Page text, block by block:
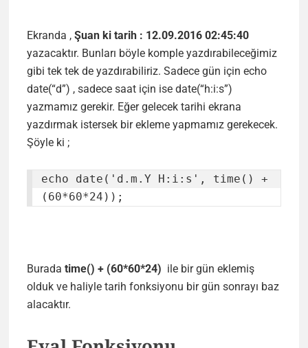
Ekranda , Şuan ki tarih : 12.09.2016 02:45:40
yazacaktır. Bunları böyle komple yazdırabileceğimiz
gibi tek tek de yazdırabiliriz. Sadece gün için echo
date(“d”) , sadece saat için ise date(“h:i:s”)
yazmamız gerekir. Eğer gelecek tarihi ekrana
yazdırmak istersek bir ekleme yapmamız gerekecek.
Şöyle ki ;
echo date('d.m.Y H:i:s', time() +
(60*60*24));
Burada time() + (60*60*24) ile bir gün eklemiş
olduk ve haliyle tarih fonksiyonu bir gün sonrayı baz
alacaktır.